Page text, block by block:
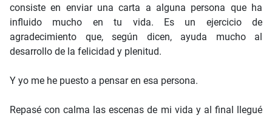
consiste en enviar una carta a alguna persona que ha
influido mucho en tu vida. Es un ejercicio de
agradecimiento que, según dicen, ayuda mucho al
desarrollo de la felicidad y plenitud.
Y yo me he puesto a pensar en esa persona.
Repasé con calma las escenas de mi vida y al final llegué